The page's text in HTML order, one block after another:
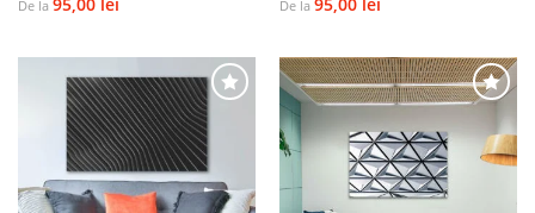
De la De la
Adaugă
favorite
Adaugă